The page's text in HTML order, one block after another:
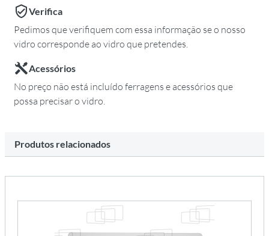
Verifica
Pedimos que verifiquem com essa informação se o nosso
vidro corresponde ao vidro que pretendes.
Acessórios
No preço não está incluído ferragens e acessórios que
possa precisar o vidro.
Produtos relacionados